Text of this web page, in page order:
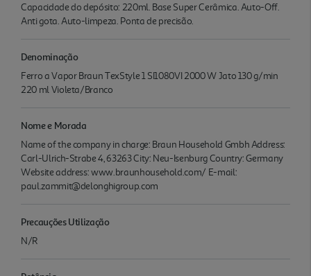
Capacidade do depósito: 220ml. Base Super Cerâmica. Auto-Off.
Anti gota. Auto-limpeza. Ponta de precisão.
Denominação
Ferro a Vapor Braun TexStyle 1 SI1080VI 2000 W Jato 130 g/min
220 ml Violeta/Branco
Nome e Morada
Name of the company in charge: Braun Household Gmbh Address:
Carl-Ulrich-Strabe 4, 63263 City: Neu-Isenburg Country: Germany
Website address: www.braunhousehold.com/ E-mail:
paul.zammit@delonghigroup.com
Precauções Utilização
N/R